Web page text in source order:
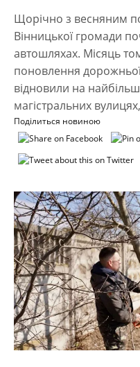
Щорічно з весняним
Вінницької громади
автошляхах. Місяць
поновлення
відновили на
магістральних вулицях,
Поділиться новиною